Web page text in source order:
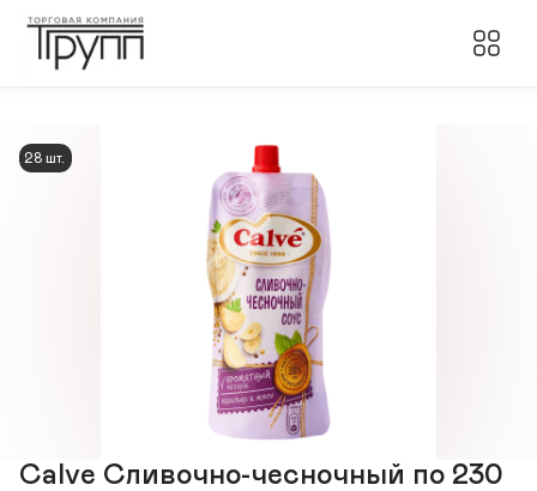
28 шт.
Calve Сливочно-чесночный по 230